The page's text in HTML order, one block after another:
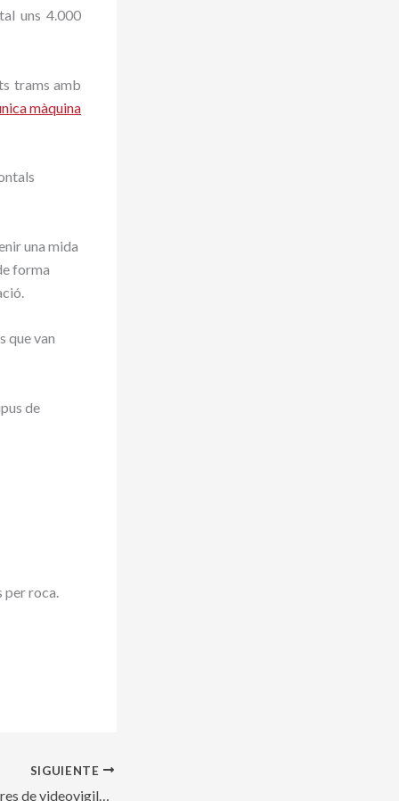
uns 4.000
trams amb
màquina
una mida
forma
que van
de
per roca.
SIGUIENTE
Instal·lació de càmares de videovigilància amb microrases